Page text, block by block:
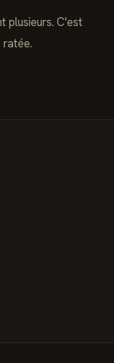
plusieurs. C'est
ratée.